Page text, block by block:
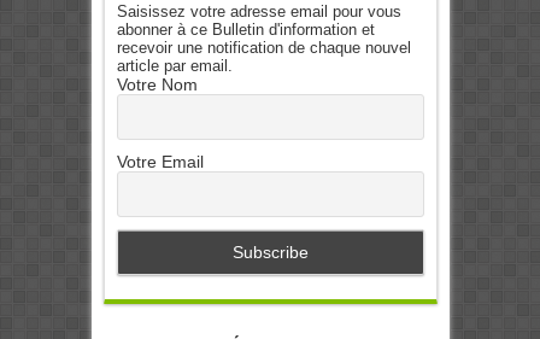
Saisissez votre adresse email pour vous
abonner à ce Bulletin d'information et
recevoir une notification de chaque nouvel
article par email.
Votre Nom
Votre Email